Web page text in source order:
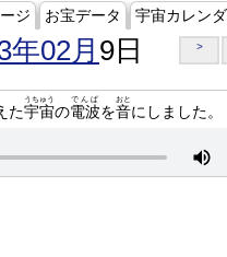
ジ お宝データ 宇宙カレン
年02月 9日 >
た宇宙
うちゅう
の電波
でんぱ
を音
おと
にしました。